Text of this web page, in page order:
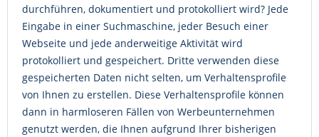
durchführen, dokumentiert und protokolliert wird? Jede
Eingabe in einer Suchmaschine, jeder Besuch einer
Webseite und jede anderweitige Aktivität wird
protokolliert und gespeichert. Dritte verwenden diese
gespeicherten Daten nicht selten, um Verhaltensprofile
von Ihnen zu erstellen. Diese Verhaltensprofile können
dann in harmloseren Fällen von Werbeunternehmen
genutzt werden, die Ihnen aufgrund Ihrer bisherigen